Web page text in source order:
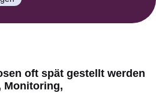
oft spät gestellt werden
Monitoring,